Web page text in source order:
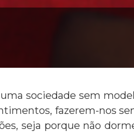
sociedade sem
fazerem-nos
seja porque não